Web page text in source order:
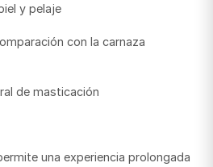
y pelaje
con la carnaza
de masticación
una experiencia prolongada